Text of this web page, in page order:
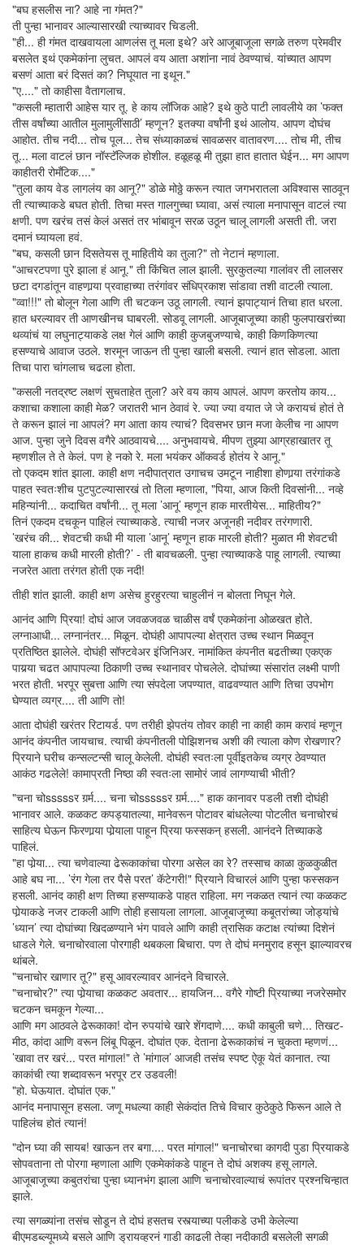
"बघ हसलीस ना? आहे ना गंमत?"
ती पुन्हा भानावर आल्यासारखी त्याच्यावर चिडली.
"ही... ही गंमत दाखवायला आणलंस तू मला इथे? अरे आजूबाजूला सगळे तरुण प्रेमवीर
बसलेत इथं एकमेकांना लुचत. आपलं वय आता अशांना नावं ठेवण्याचं. यांच्यात आपण
बसणं आता बरं दिसतं का? निघूयात ना इथून."
"ए...." तो काहीसा वैतागलाच.
"कसली म्हातारी आहेस यार तू. हे काय लॉजिक आहे? इथे कुठे पाटी लावलीये का ’फक्त
तीस वर्षांच्या आतील मुलामुलींसाठी’ म्हणून? इतक्या वर्षांनी इथं आलोय. आपण दोघंच
आहोत. तीच नदी... तोच पूल... तेच संध्याकाळचं सावळसर वातावरण.... तोच मी, तीच
तू... मला वाटलं छान नॉस्टॅल्जिक होशील. हळूहळू मी तुझा हात हातात घेईन... मग आपण
काहीतरी रोमँटिक...."
"तुला काय वेड लागलंय का आनू?" डोळे मोठ्ठे करून त्यात जगभरातला अविश्वास साठवून
ती त्याच्याकडे बघत होती. तिचा मस्त गालगुच्चा घ्यावा, असं त्याला मनापासून वाटलं त्या
क्षणी. पण खरंच तसं केलं असतं तर भांबावून सरळ उठून चालू लागली असती ती. जरा
दमानं घ्यायला हवं.
"बघ, कसली छान दिसतेयस तू माहितीये का तुला?" तो नेटानं म्हणाला.
"आचरटपणा पुरे झाला हं आनू." ती किंचित लाल झाली. सुरकुतल्या गालांवर ती लालसर
छटा दगडांतून वाहणार्‍या प्रवाहाच्या तरंगांवर संधिप्रकाश सांडावा तशी वाटली त्याला.
"व्वा!!!" तो बोलून गेला आणि ती चटकन उठू लागली. त्यानं झपाट्यानं तिचा हात धरला.
हात धरल्यावर ती आणखीनच घाबरली. सोडवू लागली. आजूबाजूच्या काही फुलपाखरांच्या
थव्यांचं या लघुनाट्याकडे लक्ष गेलं आणि काही कुजबुजण्याचे, काही किणकिणत्या
हसण्याचे आवाज उठले. शरमून जाऊन ती पुन्हा खाली बसली. त्यानं हात सोडला. आता
तिचा पारा चांगलाच चढला होता.
"कसली नतद्रष्ट लक्षणं सुचताहेत तुला? अरे वय काय आपलं. आपण करतोय काय...
कशाचा कशाला काही मेळ? जरातरी भान ठेवावं रे. ज्या ज्या वयात जे जे करायचं होतं ते
ते करून झालं ना आपलं? मग आता काय त्याचं? दिवसभर छान मजा केलीच ना आपण
आज. पुन्हा जुने दिवस वगैरे आठवायचे.... अनुभवायचे. मीपण तुझ्या आग्रहाखातर तू
म्हणशील ते ते केलं. पण हे नको रे. मला भयंकर ऑकवर्ड होतंय रे आनू."
तो एकदम शांत झाला. काही क्षण नदीपात्रात उगाचच उमटून नाहीशा होणार्‍या तरंगांकडे
पाहत स्वतःशीच पुटपुटल्यासारखं तो तिला म्हणाला, "पिया, आज किती दिवसांनी... नव्हे
महिन्यांनी... कदाचित वर्षांनी... तू मला ’आनू’ म्हणून हाक मारतीयेस... माहितीय?"
तिनं एकदम दचकून पाहिलं त्याच्याकडे. त्याची नजर अजूनही नदीवर तरंगणारी.
’खरंच की... शेवटची कधी मी याला ’आनू’ म्हणून हाक मारली होती? मुळात मी शेवटची
याला हाकच कधी मारली होती?’ - ती बावचळली. पुन्हा त्याच्याकडे पाहू लागली. त्याच्या
नजरेत आता तरंगत होती एक नदी!
तीही शांत झाली. काही क्षण असेच हुरहुरत्या चाहुलीनं न बोलता निघून गेले.
आनंद आणि प्रिया! दोघं आज जवळजवळ चाळीस वर्षं एकमेकांना ओळखत होते.
लग्नाआधी... लग्नानंतर... मिळून. दोघंही आपापल्या क्षेत्रात उच्च स्थान मिळवून
प्रतिष्ठित झालेले. दोघंही सॉफ्टवेअर इंजिनिअर. नामांकित कंपनीत बढतीच्या एकएक
पायर्‍या चढत आपापल्या ठिकाणी उच्च स्थानावर पोचलेले. दोघांच्या संसारांत लक्ष्मी पाणी
भरत होती. भरपूर सुबत्ता आणि त्या संपदेला जपण्यात, वाढवण्यात आणि तिचा उपभोग
घेण्यात व्यग्र.... ती आणि तो!
आता दोघंही खरंतर रिटायर्ड. पण तरीही झेपतंय तोवर काही ना काही काम करावं म्हणून
आनंद कंपनीत जायचाच. त्याची कंपनीतली पोझिशनच अशी की त्याला कोण रोखणार?
प्रियाने घरीच कन्सल्टन्सी चालू केलेली. दोघंही स्वतःला पूर्वीइतकेच व्यग्र ठेवण्यात
आकंठ गढलेले! कामाप्रती निष्ठा की स्वतःला सामोरं जावं लागण्याची भीती?
"चना चोsssssर गर्र्म.... चना चोsssssर गर्र्म...." हाक कानावर पडली तशी दोघंही
भानावर आले. कळकट कपड्यातल्या, मानेवरून पोटावर बांधलेल्या पोटलीत चनाचोरचं
साहित्य घेऊन फिरणार्‍या पोर्‍याला पाहून प्रिया फस्सकन् हसली. आनंदने तिच्याकडे
पाहिलं.
"हा पोर्‍या... त्या चणेवाल्या ढेरूकाकांचा पोरगा असेल का रे? तस्साच काळा कुळकुळीत
आहे बघ ना... ’रंग गेला तर पैसे परत’ कॅटेगरी!" प्रियाने विचारलं आणि पुन्हा फस्सकन
हसली. आनंद काही क्षण तिच्या हसण्याकडे पाहत राहिला. मग नकळत त्यानं त्या कळकट
पोर्‍याकडे नजर टाकली आणि तोही हसायला लागला. आजूबाजूच्या कबूतरांच्या जोड्यांचे
’ध्यान’ त्या दोघांच्या खिदळण्याने भंग पावले आणि काही त्रासिक कटाक्ष त्यांच्या दिशेनं
धाडले गेले. चनाचोरवाला पोरगाही थबकला बिचारा. पण ते दोघं मनमुराद हसून झाल्यावरच
थांबले.
"चनाचोर खाणार तू?" हसू आवरल्यावर आनंदने विचारले.
"चनाचोर?" त्या पोर्‍याचा कळकट अवतार... हायजिन... वगैरे गोष्टी प्रियाच्या नजरेसमोर
चटकन चमकून गेल्या...
आणि मग आठवले ढेरूकाका! दोन रुपयांचे खारे शेंगदाणे.... कधी काबुली चणे... तिखट-
मीठ, कांदा आणि वरून लिंबू पिळून. दोघांत एक. देताना ढेरूकाकांचं न चुकता म्हणणं...
’खावा तर खरं... परत मांगाल!" ते ’मांगाल’ आजही तसंच स्पष्ट ऐकू येतं कानात. त्या
काकांची त्या शब्दावरून भरपूर टर उडवली!
"हो. घेऊयात. दोघांत एक."
आनंद मनापासून हसला. जणू मधल्या काही सेकंदांत तिचे विचार कुठेकुठे फिरून आले ते
पाहिलंच होतं त्यानं!
"दोन घ्या की सायब! खाऊन तर बगा.... परत मांगाल!" चनाचोरचा कागदी पुडा प्रियाकडे
सोपवताना तो पोरगा म्हणाला आणि एकमेकांकडे पाहून ते दोघं अशक्य हसू लागले.
आजूबाजूच्या कबुतरांचा पुन्हा ध्यानभंग झाला आणि चनाचोरवाल्याचं रूपांतर प्रश्नचिन्हात
झाले.
त्या सगळ्यांना तसंच सोडून ते दोघं हसतच रस्त्याच्या पलीकडे उभी केलेल्या
बीएमडब्ल्यूमध्ये बसले आणि ड्रायव्हरनं गाडी काढली तेव्हा नदीकाठी बसलेली सगळी